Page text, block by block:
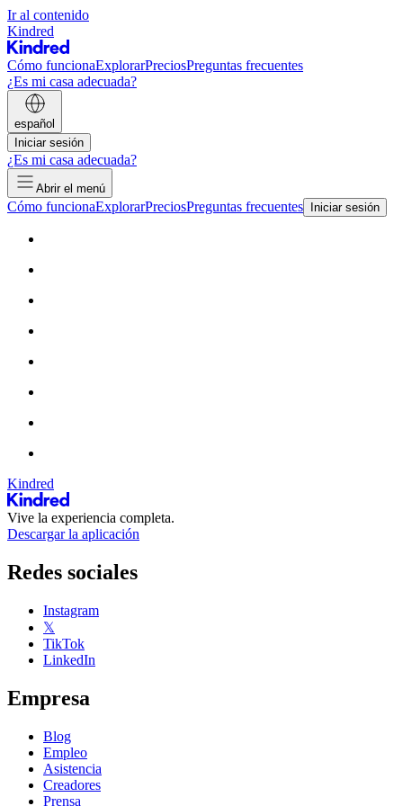
Ir al contenido
Kindred
Cómo funcionaExplorarPreciosPreguntas frecuentes
¿Es mi casa adecuada?
español
Iniciar sesión
¿Es mi casa adecuada?
Abrir el menú
Cómo funcionaExplorarPreciosPreguntas frecuentes Iniciar sesión
Kindred
Vive la experiencia completa.
Descargar la aplicación
Redes sociales
Instagram
𝕏
TikTok
LinkedIn
Empresa
Blog
Empleo
Asistencia
Creadores
Prensa